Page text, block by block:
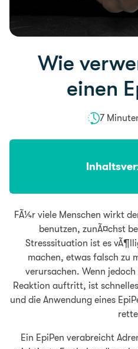
Wie
einen
7
FÃ¼r viele Menschen wirkt
benutzen, zunÃ¤chst
Stresssituation ist es
machen, etwas falsch zu
verursachen. Wenn
Reaktion auftritt, ist
und die Anwendung eines
Ein EpiPen verabreicht